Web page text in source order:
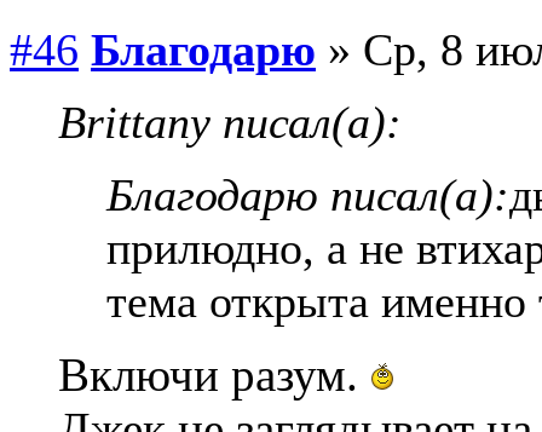
#46 Благодарю » Ср, 8
Brittany писал(а):
Благодарю писал(а):
прилюдно, а не
тема открыта именно
Включи разум.